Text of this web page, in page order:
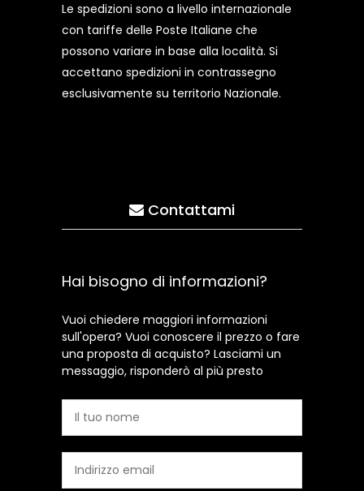
Le spedizioni sono a livello internazionale
con tariffe delle Poste Italiane che
possono variare in base alla località. Si
accettano spedizioni in contrassegno
esclusivamente su territorio Nazionale.
Contattami
Hai bisogno di informazioni?
Vuoi chiedere maggiori informazioni
sull'opera? Vuoi conoscere il prezzo o fare
una proposta di acquisto? Lasciami un
messaggio, risponderò al più presto